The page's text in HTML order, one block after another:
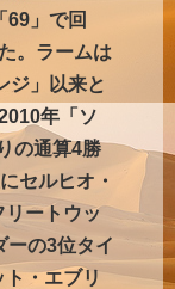
69」で回
。ラームは
ジ」以来と
年「ソ
の通算4勝
セルヒオ・
リートウッ
ーの3位タイ
ト・エブリ